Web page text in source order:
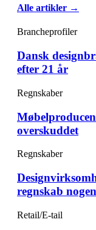
Alle artikler →
Brancheprofiler
Dansk
efter 21 år
Regnskaber
overskuddet
Regnskaber
regnskab
Retail/E-tail